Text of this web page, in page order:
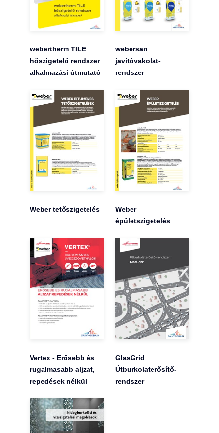
webertherm TILE
hőszigetelő rendszer
alkalmazási útmutató
webersan
javítóvakolat-
rendszer
Weber tetőszigetelés
Weber
épületszigetelés
Vertex - Erősebb és
rugalmasabb aljzat,
repedések nélkül
GlasGrid
Útburkolaterősítő-
rendszer